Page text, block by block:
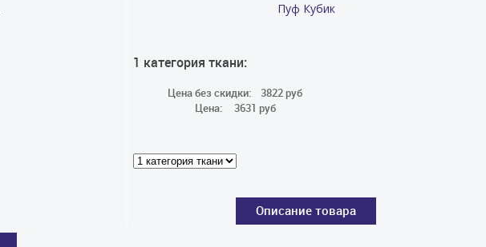
Пуф Кубик
1 категория ткани:
Цена без скидки:
3822 руб
Цена:
3631 руб
Описание товара